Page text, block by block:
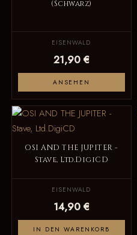
(Schwarz)
EISENWALD
21,90 €
ANSEHEN
OSI AND THE JUPITER -
Stave, Ltd.DigiCD
EISENWALD
14,90 €
IN DEN WARENKORB